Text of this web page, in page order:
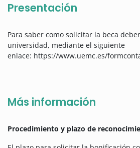
Presentación
Para saber como solicitar la beca
universidad, mediante el siguiente
enlace: https://www.uemc.es/
Más información
Procedimiento y plazo de